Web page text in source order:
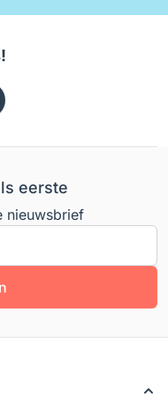
eerste
nieuwsbrief